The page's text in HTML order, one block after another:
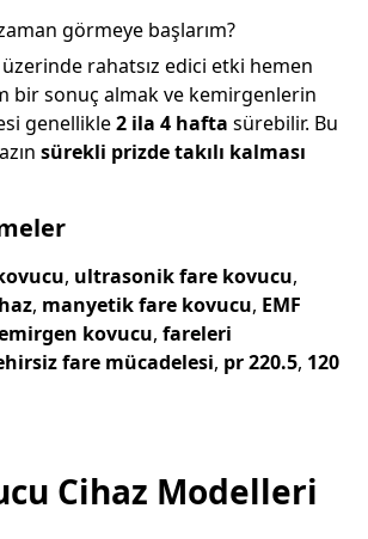
görmeye başlarım?
rahatsız edici etki hemen
bir sonuç almak ve kemirgenlerin
genellikle2 ila 4 hafta sürebilir. Bu
sürekli prizde takılı kalması
, ultrasonik fare kovucu,
, manyetik fare kovucu, EMF
kovucu, fareleri
fare mücadelesi, pr 220.5, 120
Cihaz Modelleri